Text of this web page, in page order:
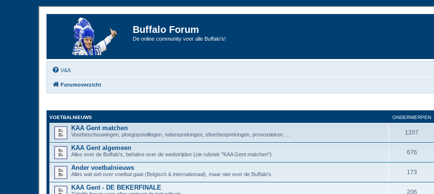
Buffalo Forum
De online community voor alle Buffalo's!
V&A
Forumoverzicht
VOETBALNIEUWS ONDERWERPEN
KAA Gent matchen
Voorbeschouwingen, ploegopstellingen, nabesprekingen, sfeerbesprekingen, pronostieken, ... 1207
KAA Gent algemeen
Alles over de Buffalo's, behalve over de wedstrijden (zie rubriek "KAA Gent matchen") 676
Ander voetbalnieuws
Alles wat wel over voetbal gaat (Belgisch & internationaal), maar niet over de Buffalo's. 173
KAA Gent - DE BEKERFINALE
206